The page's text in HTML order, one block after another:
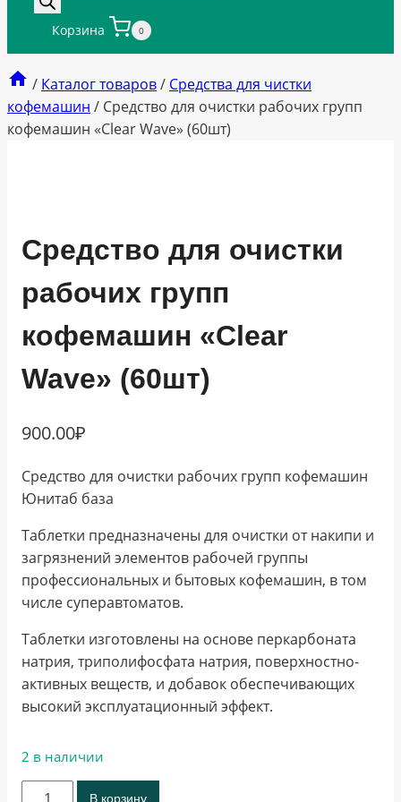
Корзина 0
/ Каталог товаров/ Средства для чистки
кофемашин / Средство для очистки рабочих групп
кофемашин «Clear Wave» (60шт)
Средство для очистки
рабочих групп
кофемашин «Clear
Wave» (60шт)
900.00₽
Средство для очистки рабочих групп кофемашин
Юнитаб база
Таблетки предназначены для очистки от накипи и
загрязнений элементов рабочей группы
профессиональных и бытовых кофемашин, в том
числе суперавтоматов.
Таблетки изготовлены на основе перкарбоната
натрия, триполифосфата натрия, поверхностно-
активных веществ, и добавок обеспечивающих
высокий эксплуатационный эффект.
2 в наличии
КоличествоВ корзину